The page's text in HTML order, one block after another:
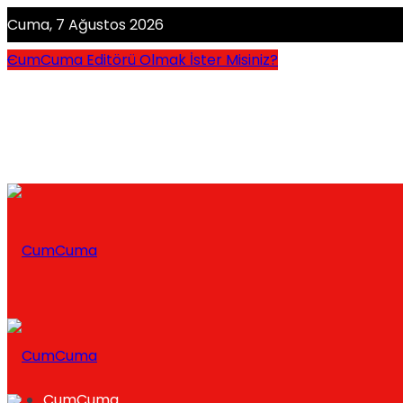
Cuma, 7 Ağustos 2026
CumCuma Editörü Olmak İster Misiniz?